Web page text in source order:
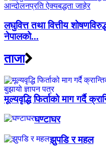
लघुवित्त तथा वित्तीय
नेपालको...
ताजा
मूल्यवृद्धि फिर्ताको माग गर्दै
घण्टाघर
झुपडि र महल